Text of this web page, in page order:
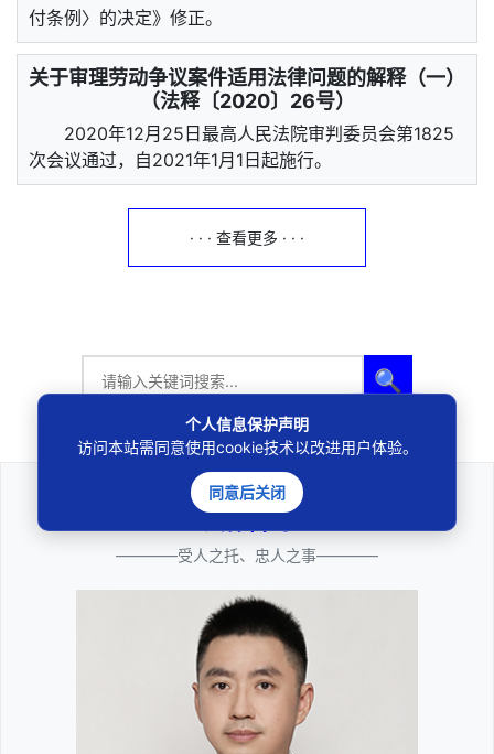
付条例〉的决定》修正。
关于审理劳动争议案件适用法律问题的解释（一）
（法释〔2020〕26号）
2020年12月25日最高人民法院审判委员会第1825
次会议通过，自2021年1月1日起施行。
· · · 查看更多 · · ·
🔍
————受人之托、忠人之事————
个人信息保护声明
访问本站需同意使用cookie技术以改进用户体验。
同意后关闭